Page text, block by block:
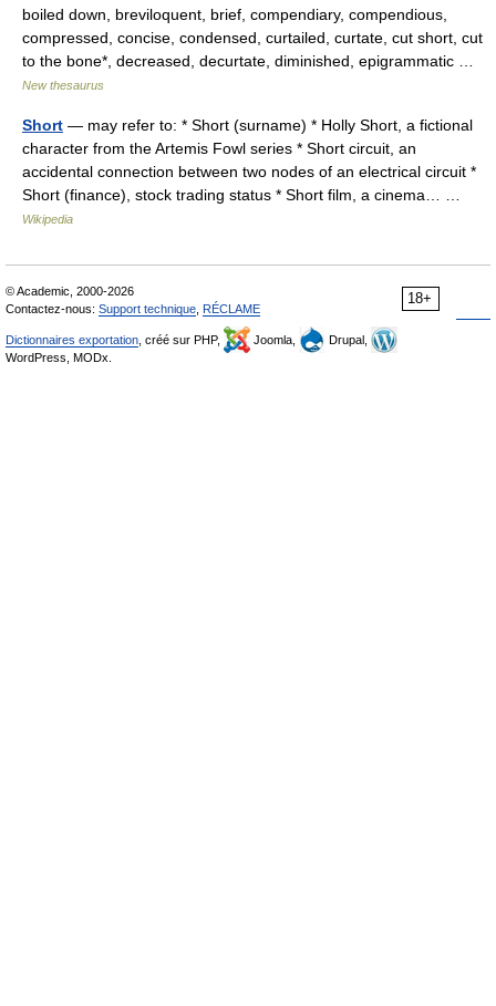
boiled down, breviloquent, brief, compendiary, compendious,
compressed, concise, condensed, curtailed, curtate, cut short, cut
to the bone*, decreased, decurtate, diminished, epigrammatic …
New thesaurus
Short — may refer to: * Short (surname) * Holly Short, a fictional
character from the Artemis Fowl series * Short circuit, an
accidental connection between two nodes of an electrical circuit *
Short (finance), stock trading status * Short film, a cinema… …
Wikipedia
18+
© Academic, 2000-2026
Contactez-nous: Support technique RÉCLAME
Dictionnaires exportation , créé sur PHP, Joomla,
Drupal,
WordPress, MODx.